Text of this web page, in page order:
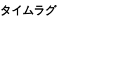
イムラグ